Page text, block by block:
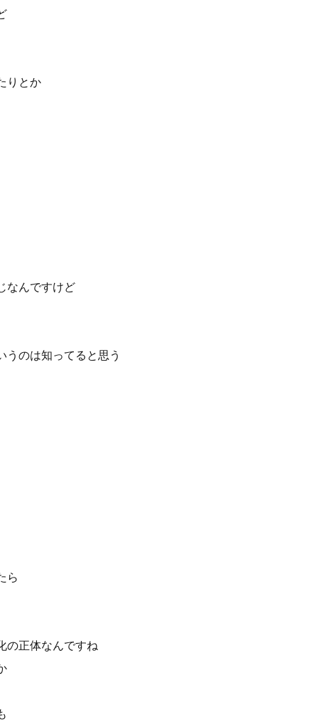
りとか
なんですけど
うのは知ってると思う
ら
の正体なんですね